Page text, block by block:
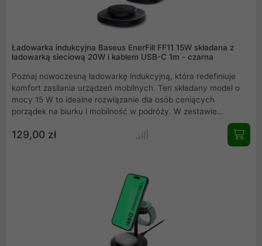
Ładowarka indukcyjna Baseus EnerFill FF11 15W składana z
ładowarką sieciową 20W i kablem USB-C 1m - czarna
Poznaj nowoczesną ładowarkę indukcyjną, która redefiniuje
komfort zasilania urządzeń mobilnych. Ten składany model o
mocy 15 W to idealne rozwiązanie dla osób ceniących
porządek na biurku i mobilność w podróży. W zestawie
znajdziesz wszystko, czego potrzebujesz: wydajną kostkę
sieciową 20 W oraz wytrzymały kabel USB-C. Regulowany kąt
129,00 zł